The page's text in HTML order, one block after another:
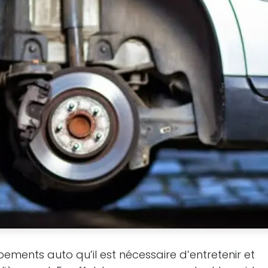
auto qu’il est nécessaire d’entretenir et